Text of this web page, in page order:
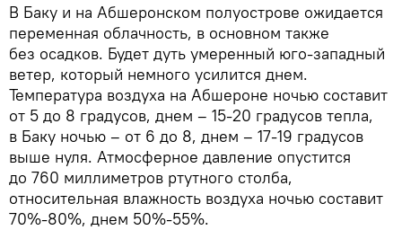
В Баку и на Абшеронском полуострове ожидается
переменная облачность, в основном также
без осадков. Будет дуть умеренный юго-западный
ветер, который немного усилится днем.
Температура воздуха на Абшероне ночью составит
от 5 до 8 градусов, днем – 15-20 градусов тепла,
в Баку ночью – от 6 до 8, днем – 17-19 градусов
выше нуля. Атмосферное давление опустится
до 760 миллиметров ртутного столба,
относительная влажность воздуха ночью составит
70%-80%, днем 50%-55%.